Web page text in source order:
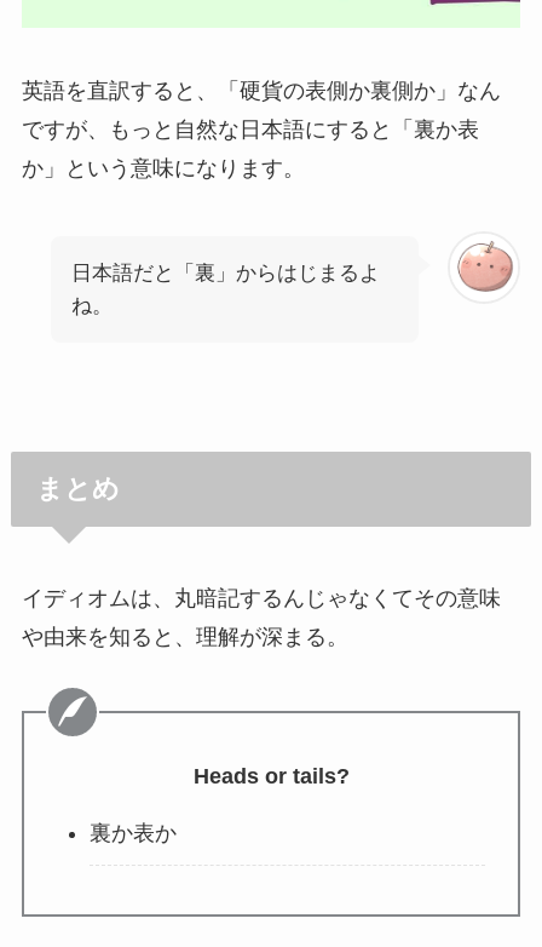
英語を直訳すると、「硬貨の表側か裏側か」なん
ですが、もっと自然な日本語にすると「裏か表
か」という意味になります。
日本語だと「裏」からはじまるよ
ね。
まとめ
イディオムは、丸暗記するんじゃなくてその意味
や由来を知ると、理解が深まる。
Heads or tails?
裏か表か